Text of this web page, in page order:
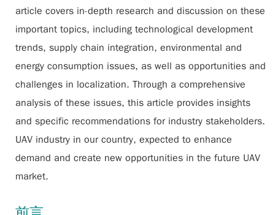
article covers in-depth research and discussion on these
important topics, including technological development
trends, supply chain integration, environmental and
energy consumption issues, as well as opportunities and
challenges in localization. Through a comprehensive
analysis of these issues, this article provides insights
and specific recommendations for industry stakeholders.
UAV industry in our country, expected to enhance
demand and create new opportunities in the future UAV
market.